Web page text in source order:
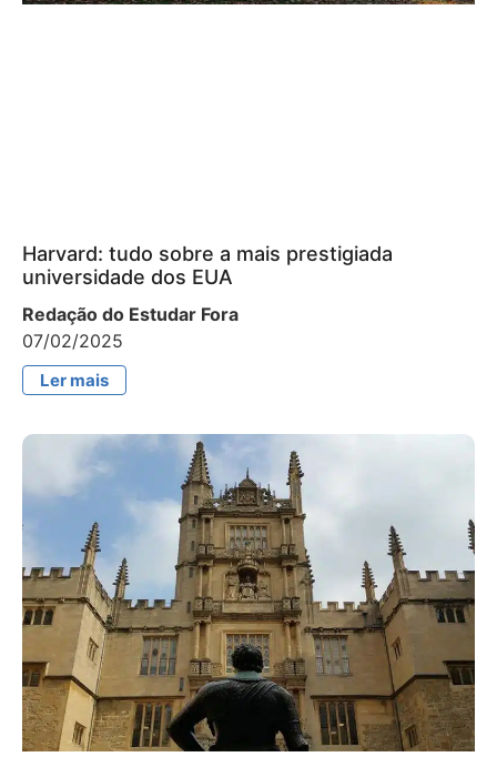
Harvard: tudo sobre a mais prestigiada
universidade dos EUA
Redação do Estudar Fora
07/02/2025
Ler mais